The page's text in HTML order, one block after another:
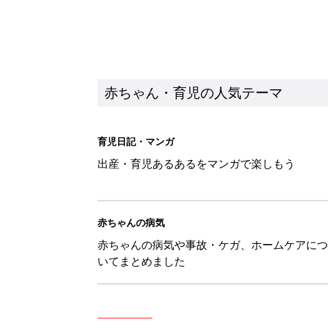
赤ちゃん・育児の人気テーマ
育児日記・マンガ
出産・育児あるあるをマンガで楽しもう
赤ちゃんの病気
赤ちゃんの病気や事故・ケガ、ホームケアにつ
いてまとめました